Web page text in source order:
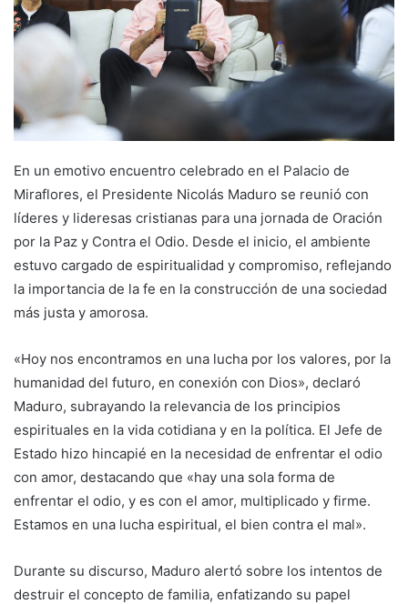
En un emotivo encuentro celebrado en el Palacio de
Miraflores, el Presidente Nicolás Maduro se reunió con
líderes y lideresas cristianas para una jornada de Oración
por la Paz y Contra el Odio. Desde el inicio, el ambiente
estuvo cargado de espiritualidad y compromiso, reflejando
la importancia de la fe en la construcción de una sociedad
más justa y amorosa.
«Hoy nos encontramos en una lucha por los valores, por la
humanidad del futuro, en conexión con Dios», declaró
Maduro, subrayando la relevancia de los principios
espirituales en la vida cotidiana y en la política. El Jefe de
Estado hizo hincapié en la necesidad de enfrentar el odio
con amor, destacando que «hay una sola forma de
enfrentar el odio, y es con el amor, multiplicado y firme.
Estamos en una lucha espiritual, el bien contra el mal».
Durante su discurso, Maduro alertó sobre los intentos de
destruir el concepto de familia, enfatizando su papel